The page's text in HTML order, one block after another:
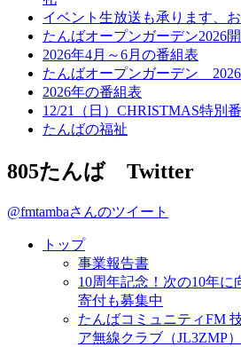
イベント生放送も承ります、
たんばオープンガーデン2026
2026年4月～6月の番組表
たんばオープンガーデン
2026年の番組表
12/21（日）CHRISTMAS特別
たんばの福祉
805たんば Twitter
@fmtambaさんのツイート
トップ
事業報告書
10周年記念！次の10年に
寄付も募集中
たんばコミュニティFM
ア無線クラブ（JL3ZMP）